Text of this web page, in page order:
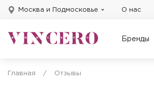
Москва и Подмосковье О нас
Бренды
Главная / Отзывы